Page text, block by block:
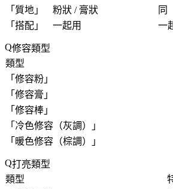
「 質地 」 粉狀 / 膏狀
同
「 搭配 」 一起用 一
修容類型
類型
「 修容粉 」
「 修容膏 」
「 修容棒 」
「 冷色修容（灰調） 」
「 暖色修容（棕調） 」
打亮類型
類型